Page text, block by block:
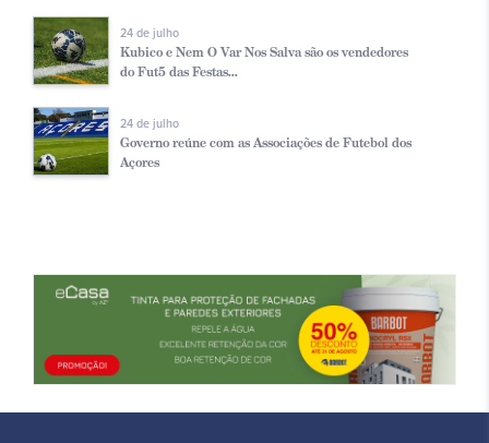
24 de julho
Kubico e Nem O Var Nos Salva são os vendedores
do Fut5 das Festas...
24 de julho
Governo reúne com as Associações de Futebol dos
Açores